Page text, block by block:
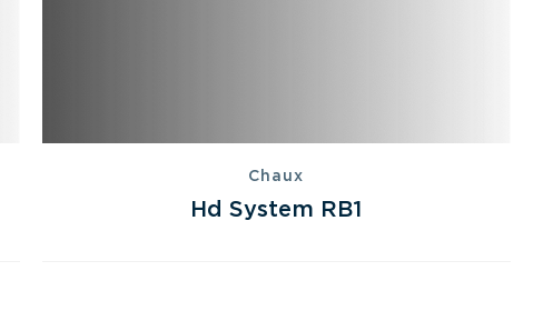
Chaux
Hd System RB1